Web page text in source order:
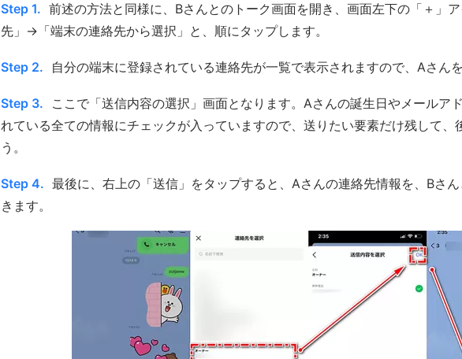
Step 1. 前述の方法と同様に、Bさんとのトーク画面を開き、画面左下の「＋」
先」→「端末の連絡先から選択」と、順にタップします。
Step 2. 自分の端末に登録されている連絡先が一覧で表示されますので、Aさん
Step 3.
ここで「送信内容の選択」画面となります。Aさんの誕生日やメールア
れている全ての情報にチェックが入っていますので、送りたい要素だけ残して、
う。
Step 4. 最後に、右上の「送信」をタップすると、Aさんの連絡先情報を、Bさ
きます。